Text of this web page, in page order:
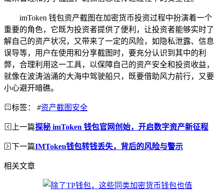
imToken 钱包资产截图在加密货币投资过程中扮演着一个
重要的角色，它既为投资者提供了便利，让投资者能够实时了
解自己的资产状况，又带来了一定的风险，如隐私泄露、信息
误导等，用户在使用和分享截图时，要充分认识到其中的利
弊，合理利用这一工具，以保障自己的资产安全和投资收益，
就像在波涛汹涌的大海中驾驶船只，既要借助风力前行，又要
小心避开暗礁。
标签： #资产截图安全
上一篇探秘 imToken 钱包官网创始，开启数字资产新征程
下一篇IMToken钱包转钱丢失，背后的风险与警示
相关文章